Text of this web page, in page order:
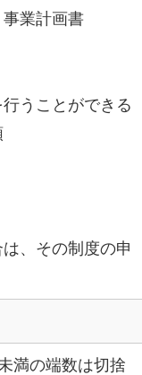
業計画書
うことができる
、その制度の申
満の端数は切捨